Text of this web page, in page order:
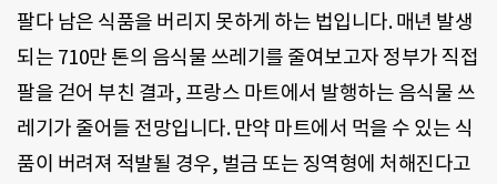
팔다 남은 식품을 버리지 못하게 하는 법입니다. 매년 발생
되는 710만 톤의 음식물 쓰레기를 줄여보고자 정부가 직접
팔을 걷어 부친 결과, 프랑스 마트에서 발행하는 음식물 쓰
레기가 줄어들 전망입니다. 만약 마트에서 먹을 수 있는 식
품이 버려져 적발될 경우, 벌금 또는 징역형에 처해진다고